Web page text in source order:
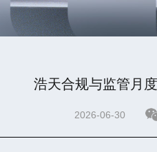
浩天合规与监管月
2026-06-30